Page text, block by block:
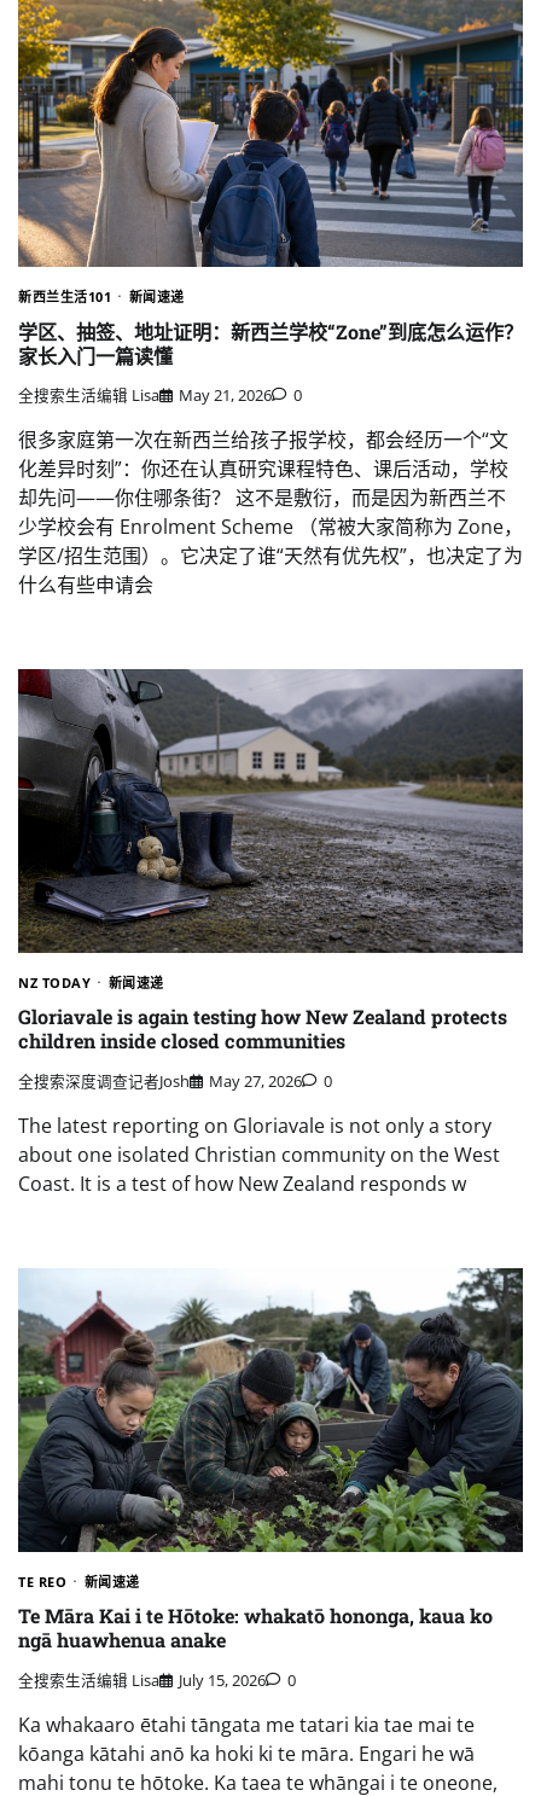
新西兰生活101 新闻速递
学区、抽签、地址证明：新西兰学校“Zone”到底怎么运作？
家长入门一篇读懂
全搜索生活编辑 Lisa May 21, 2026 0
很多家庭第一次在新西兰给孩子报学校，都会经历一个“文
化差异时刻”：你还在认真研究课程特色、课后活动，学校
却先问——你住哪条街？ 这不是敷衍，而是因为新西兰不
少学校会有 Enrolment Scheme （常被大家简称为 Zone，
学区/招生范围）。它决定了谁“天然有优先权”，也决定了为
什么有些申请会
NZ TODAY 新闻速递
Gloriavale is again testing how New Zealand protects
children inside closed communities
全搜索深度调查记者Josh May 27, 2026 0
The latest reporting on Gloriavale is not only a story
about one isolated Christian community on the West
Coast. It is a test of how New Zealand responds w
TE REO 新闻速递
Te Māra Kai i te Hōtoke: whakatō hononga, kaua ko
ngā huawhenua anake
全搜索生活编辑 Lisa July 15, 2026 0
Ka whakaaro ētahi tāngata me tatari kia tae mai te
kōanga kātahi anō ka hoki ki te māra. Engari he wā
mahi tonu te hōtoke. Ka taea te whāngai i te oneone,